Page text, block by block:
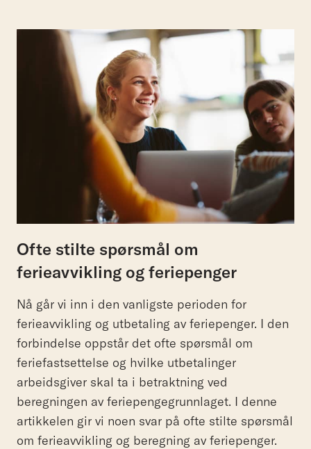
Ofte stilte spørsmål om
ferieavvikling og feriepenger
Nå går vi inn i den vanligste perioden for
ferieavvikling og utbetaling av feriepenger. I den
forbindelse oppstår det ofte spørsmål om
feriefastsettelse og hvilke utbetalinger
arbeidsgiver skal ta i betraktning ved
beregningen av feriepengegrunnlaget. I denne
artikkelen gir vi noen svar på ofte stilte spørsmål
om ferieavvikling og beregning av feriepenger.